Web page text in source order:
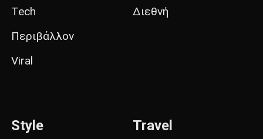
Tech
Περιβάλλον
Viral
Διεθνή
Style Travel